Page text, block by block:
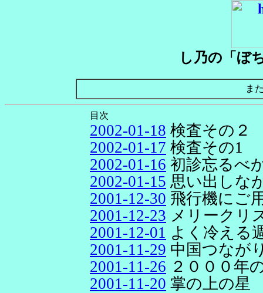
し乃の「ぼ
ま
目次
2002-01-18 検査その２
2002-01-17 検査その1
2002-01-16 初診忘るべ
2002-01-15 思い出しな
2001-12-30 飛行機にご
2001-12-23 メリークリ
2001-12-01 よく冷える
2001-11-29 中国つなが
2001-11-26 ２０００年
2001-11-20 掌の上の星